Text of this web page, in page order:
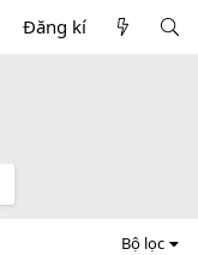
Đăng kí
Bộ lọc